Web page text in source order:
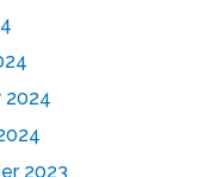
2024
2023